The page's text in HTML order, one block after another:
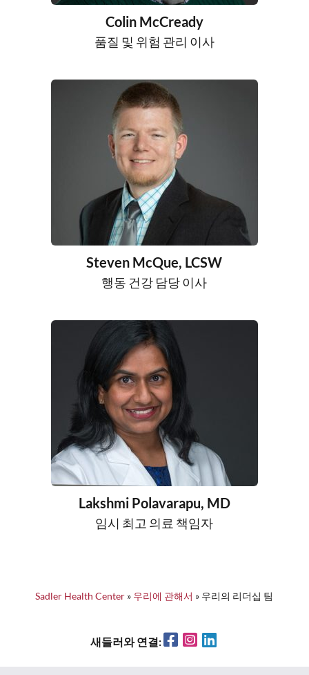
Colin McCready
품질 및 위험 관리 이사
Steven McQue, LCSW
행동 건강 담당 이사
Lakshmi Polavarapu, MD
임시 최고 의료 책임자
Sadler Health Center » 우리에 관해서 » 우리의 리더십 팀
새들러와 연결: FacebookInstagram